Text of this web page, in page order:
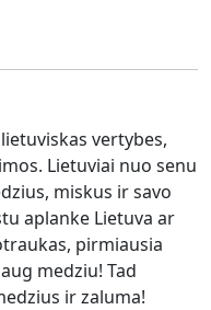
vertybes,
Lietuviai nuo senu
miskus ir savo
aplanke Lietuva ar
pirmiausia
medziu! Tad
ir zaluma!